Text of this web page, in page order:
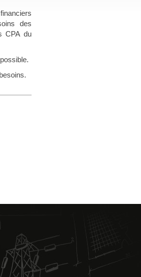
des
CPA du